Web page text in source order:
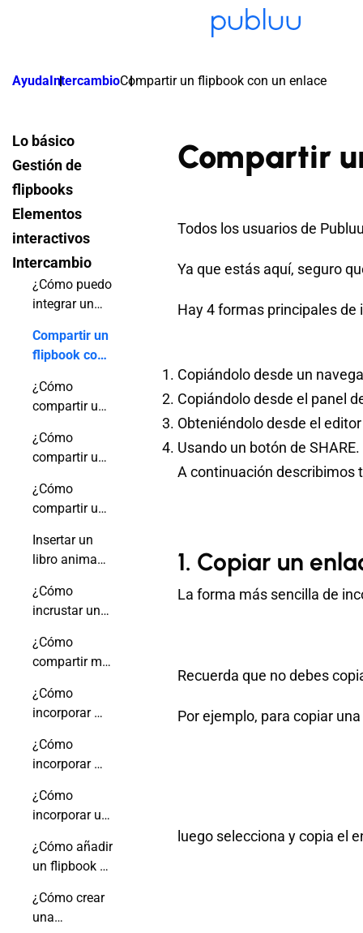
AyudaIntercambioCompartir un flipbook con un enlace
Lo básico
Gestión de
flipbooks
Elementos
interactivos
Intercambio
¿Cómo puedo
integrar un
mi sitio web?
Compartir un
flipbook con
¿Cómo
compartir un
flipbook para
que se abra
en una
página
¿Cómo
compartir un
en las redes
sociales?
¿Cómo
compartir un
correo
electrónico?
Insertar un
libro animado
electrónico
¿Cómo
incrustar un
en tu firma de
Gmail?
¿Cómo
compartir mi
con un
código QR?
¿Cómo
incorporar mi
en
WordPress?
¿Cómo
incorporar mi
en el sitio
web de Wix?
¿Cómo
incorporar un
una página
de Shopify?
¿Cómo añadir
un flipbook a
del blog de
Shopify?
¿Cómo crear
una
Compartir
Todos los usuarios de
Ya que estás aquí, seguro
Hay 4 formas principales
Copiándolo desde un
Copiándolo desde el panel
Obteniéndolo desde el
Usando un botón de SHARE.
A continuación describimos
1. Copiar un
La forma más sencilla de
Recuerda que no debes
Por ejemplo, para copiar
luego selecciona y copia el